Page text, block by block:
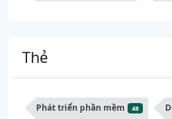
Thẻ
Phát triển phần mềm 48